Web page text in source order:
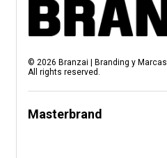
© 2026 Branzai | Branding y Marcas
All rights reserved.
Masterbrand